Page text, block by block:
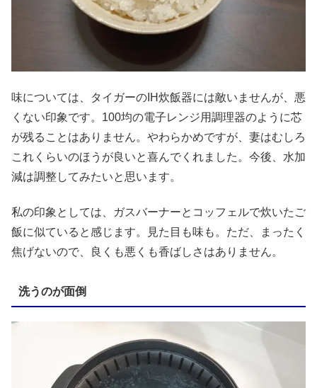
味については、タイガーのIH炊飯器には敵いませんが、悪
くない印象です。100均の電子レンジ用調理器のように芯
が残ることはありません。やわらかめですが、妻はむしろ
これくらいのほうが良いと喜んでくれました。今後、水加
減は調整してみたいと思います。
私の印象としては、ガスバーナーとコッフェルで炊いたご
飯に似ていると感じます。見た目も味も。ただ、まったく
焦げないので、良くも悪くも香ばしさはありません。
洗うのが面倒